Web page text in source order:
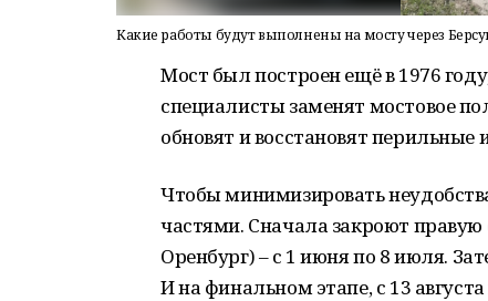
Какие работы будут выполнены на мосту через
Мост был построен ещё в 1976
специалисты заменят мостовое
обновят и восстановят перильные
Чтобы минимизировать
частями. Сначала закроют
Оренбург) – с 1 июня по 8 июля.
И на финальном этапе, с 13